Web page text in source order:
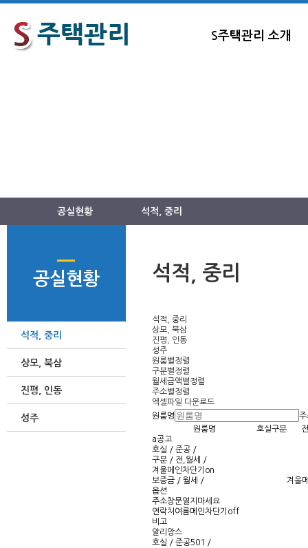
S주택관리 소개
공실현황 석적, 중리
공실현황
석적, 중리
상모, 북삼
진평, 인동
성주
석적, 중리
석적, 중리
상모, 북삼
진평, 인동
성주
원룸별정렬
구분별정렬
월세금액별정렬
주소별정렬
엑셀파일 다운로드
원룸명
주
원룸명
호실구분
a공고
호실 / 준공 /
구분 / 전,월세
/
겨울메인차단기on
보증금 / 월세
/
옵션
주소창문열지마세요
연락처 여름메인차단기off
비고
겨울
알리앙스
호실 / 준공501 /